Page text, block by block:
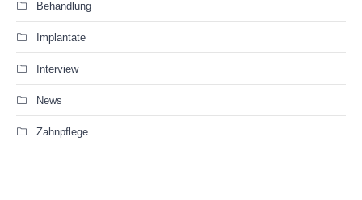
Behandlung
Implantate
Interview
News
Zahnpflege